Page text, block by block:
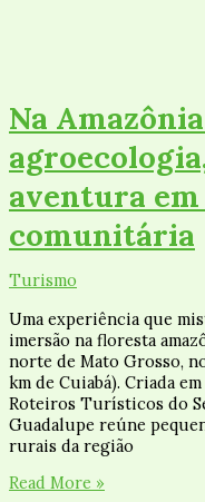
Na
aventura
comunitária
Turismo
Uma experiência que
imersão na floresta
norte de Mato Grosso,
km de Cuiabá). Criada
Roteiros Turísticos do
Guadalupe reúne
rurais da região
Read More »